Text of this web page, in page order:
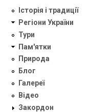
Історія і традиції
Регіони України
Тури
Пам'ятки
Природа
Блог
Галереї
Відео
Закордон